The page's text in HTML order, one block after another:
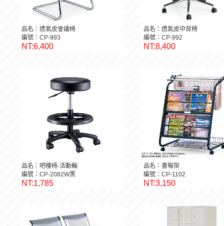
品名：透氣皮會議椅
編號：CP-993
NT:6,400
品名：透氣皮中背椅
編號：CP-992
NT:8,400
品名：吧檯椅-活動輪
編號：CP-2082W黑
NT:1,785
品名：書報架
編號：CP-1102
NT:3,150